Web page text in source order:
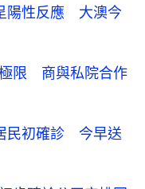
陽性反應 大澳今
限 商與私院合作
民初確診 今早送